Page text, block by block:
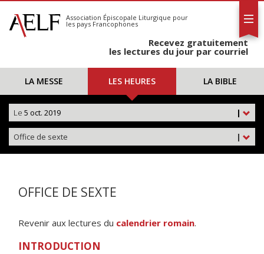
S'abonner
Calendrier
Association Épiscopale Liturgique pour
les pays Francophones
Recevez gratuitement
les lectures du jour par courriel
LA MESSE LES HEURES LA BIBLE
|
Le 5 oct. 2019
|
Office de sexte
OFFICE DE SEXTE
Revenir aux lectures du calendrier romain.
INTRODUCTION